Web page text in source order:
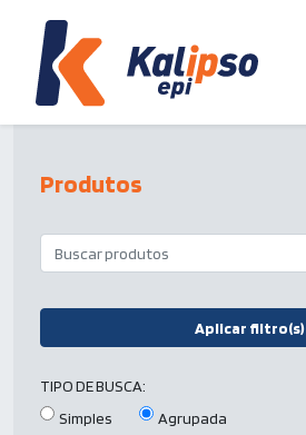
Produtos
Aplicar filtro(s)
TIPO DE BUSCA:
Simples
Agrupada